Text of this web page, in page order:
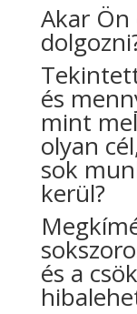
Akar Ön
és
mint
olyan
sok
kerül?
és a